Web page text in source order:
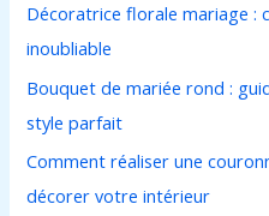
c
h
e
r
:
Décoratrice florale mariage :
inoubliable
Bouquet de mariée rond :
style parfait
Comment réaliser une
décorer votre intérieur